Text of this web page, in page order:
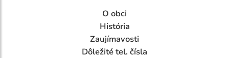
O obci
História
Zaujímavosti
Dôležité tel. čísla